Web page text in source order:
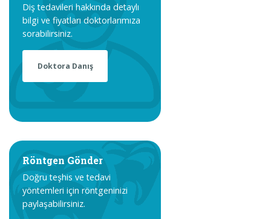
Diş tedavileri hakkında detaylı
bilgi ve fiyatları doktorlarımıza
sorabilirsiniz.
Doktora Danış
Röntgen Gönder
Doğru teşhis ve tedavi
yöntemleri için röntgeninizi
paylaşabilirsiniz.